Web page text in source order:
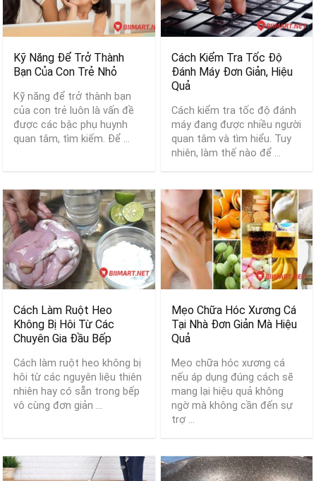
Kỹ Năng Để Trở Thành
Bạn Của Con Trẻ Nhỏ
Kỹ năng để trở thành bạn
của con trẻ luôn là vấn đề
được các bậc phụ huynh
quan tâm, tìm kiếm. Để ...
Cách Kiểm Tra Tốc Độ
Đánh Máy Đơn Giản, Hiệu
Quả
Cách kiểm tra tốc độ đánh
máy đang được nhiều người
quan tâm và tìm hiểu. Tuy
nhiên, làm thế nào để ...
Cách Làm Ruột Heo
Không Bị Hôi Từ Các
Chuyên Gia Đầu Bếp
Cách làm ruột heo không bị
hôi từ các nguyên liệu thiên
nhiên hay có sẵn trong bếp
vô cùng đơn giản ...
Mẹo Chữa Hóc Xương Cá
Tại Nhà Đơn Giản Mà Hiệu
Quả
Mẹo chữa hóc xương cá
nếu áp dụng đúng cách sẽ
mang lại hiệu quả không
ngờ mà không cần đến sự
trợ ...